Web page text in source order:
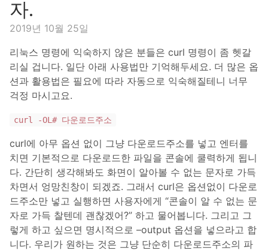
자.
2019년 10월 25일
리눅스 명령에 익숙하지 않은 분들은 curl 명령이 좀 헷갈
리실 겁니다. 일단 아래 사용법만 기억해두세요. 더 많은 옵
션과 활용법은 필요에 따라 자동으로 익숙해질테니 너무
걱정 마시고요.
curl -OL# 다운로드주소
curl에 아무 옵션 없이 그냥 다운로드주소를 넣고 엔터를
치면 기본적으로 다운로드한 파일을 콘솔에 쿨력하게 됩니
다. 간단히 생각해봐도 화면이 알아볼 수 없는 문자로 가득
차면서 엉망친창이 되겠죠. 그래서 curl은 옵션없이 다운로
드주소만 넣고 실행하면 사용자에게 “콘솔이 알 수 없는 문
자로 가득 찰텐데 괜찮겠어?” 하고 물어봅니다. 그리고 그
렇게 하고 싶으면 명시적으로 –output 옵션을 넣으라고 합
니다. 우리가 원하는 것은 그냥 단순히 다운로드주소의 파